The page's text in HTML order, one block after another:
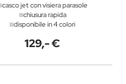
casco jet con visiera parasole
chiusura rapida
disponibile in 4 colori
129,- €